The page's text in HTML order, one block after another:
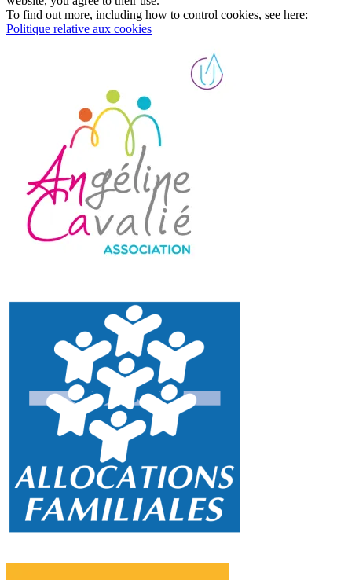
To find out more, including how to control cookies, see here:
Politique relative aux cookies